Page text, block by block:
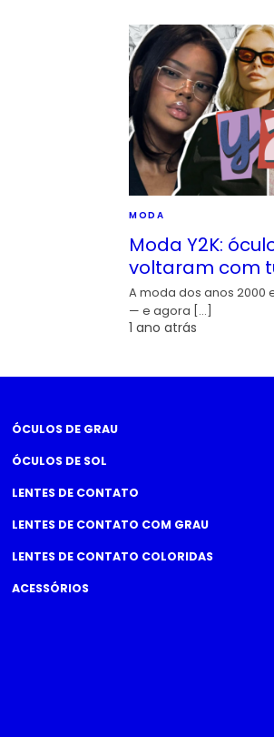
MODA
Moda Y2K:
voltaram com
A moda dos anos 2000
— e agora […]
1 ano atrás
ÓCULOS DE GRAU
ÓCULOS DE SOL
LENTES DE CONTATO
LENTES DE CONTATO COM GRAU
LENTES DE CONTATO COLORIDAS
ACESSÓRIOS